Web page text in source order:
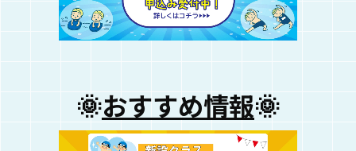
🌞おすすめ情報🌞